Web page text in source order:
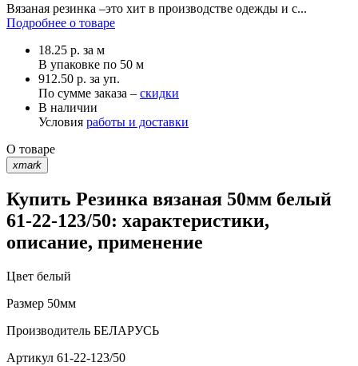
Вязаная резинка –это хит в производстве одежды и с...
Подробнее о товаре
18.25 р. за м
В упаковке по 50 м
912.50 р. за уп.
По сумме заказа – скидки
В наличии
Условия работы и доставки
О товаре
xmark
Купить Резинка вязаная 50мм белый
61-22-123/50: характеристики,
описание, применение
Цвет белый
Размер 50мм
Производитель БЕЛАРУСЬ
Артикул 61-22-123/50